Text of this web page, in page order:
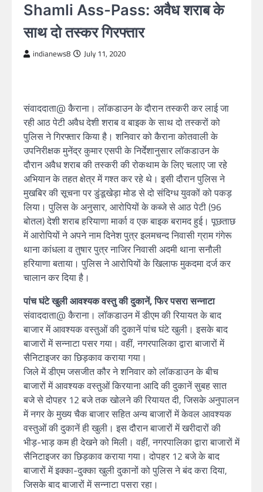
Shamli Ass-Pass: अवैध शराब के
साथ दो तस्कर गिरफ्तार
indianews8 July 11, 2020
संवाददाता@ कैराना। लॉकडाउन के दौरान तस्करी कर लाई जा
रही आठ पेटी अवैध देशी शराब व बाइक के साथ दो तस्करों को
पुलिस ने गिरफ्तार किया है। शनिवार को कैराना कोतवाली के
उपनिरीक्षक मुनेंद्र कुमार एसपी के निर्देशानुसार लॉकडाउन के
दौरान अवैध शराब की तस्करी की रोकथाम के लिए चलाए जा रहे
अभियान के तहत क्षेत्र में गश्त कर रहे थे। इसी दौरान पुलिस ने
मुखबिर की सूचना पर डुंडूखेड़ा मोड से दो संदिग्ध युवकों को पकड़
लिया। पुलिस के अनुसार, आरोपियों के कब्जे से आठ पेटी (96
बोतल) देशी शराब हरियाणा मार्का व एक बाइक बरामद हुई। पूछताछ
में आरोपियों ने अपने नाम दिनेश पुत्र इलमचन्द निवासी ग्राम गंगेरू
थाना कांधला व तुषार पुत्र नाजिर निवासी अदमी थाना सनौली
हरियाणा बताया। पुलिस ने आरोपियों के खिलाफ मुकदमा दर्ज कर
चालान कर दिया है।
पांच घंटे खुली आवश्यक वस्तु की दुकानें, फिर पसरा सन्नाटा
संवाददाता@ कैराना। लॉकडाउन में डीएम की रियायत के बाद
बाजार में आवश्यक वस्तुओं की दुकानें पांच घंटे खुली। इसके बाद
बाजारों में सन्नाटा पसर गया। वहीं, नगरपालिका द्वारा बाजारों में
सैनिटाइजर का छिड़काव कराया गया।
जिले में डीएम जसजीत कौर ने शनिवार को लॉकडाउन के बीच
बाजारों में आवश्यक वस्तुओं किरयाना आदि की दुकानें सुबह सात
बजे से दोपहर 12 बजे तक खोलने की रियायत दी, जिसके अनुपालन
में नगर के मुख्य चैक बाजार सहित अन्य बाजारों में केवल आवश्यक
वस्तुओं की दुकानें ही खुली। इस दौरान बाजारों में खरीदारों की
भीड़-भाड़ कम ही देखने को मिली। वहीं, नगरपालिका द्वारा बाजारों में
सैनिटाइजर का छिड़काव कराया गया। दोपहर 12 बजे के बाद
बाजारों में इक्का-दुक्का खुली दुकानों को पुलिस ने बंद करा दिया,
जिसके बाद बाजारों में सन्नाटा पसरा रहा।